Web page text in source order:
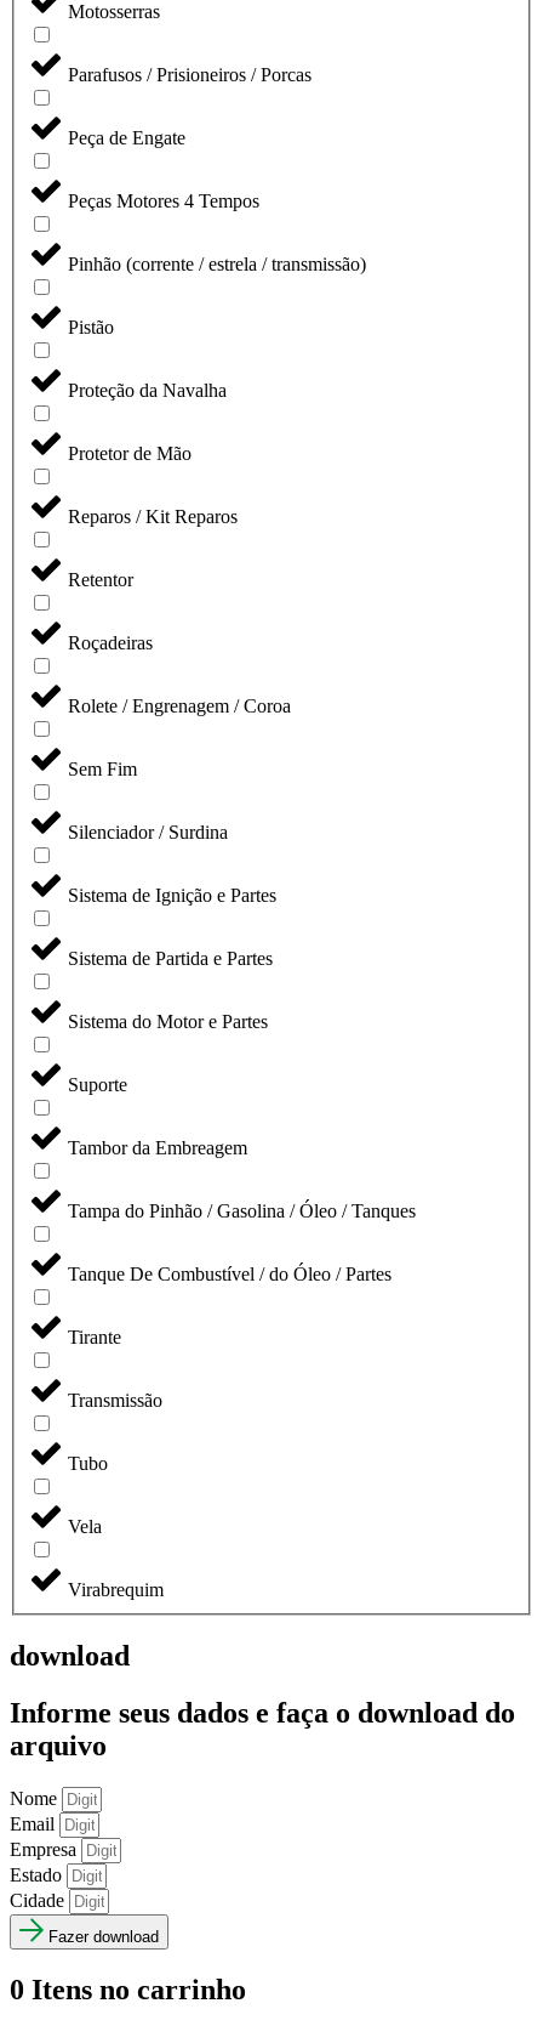
Motosserras
Parafusos / Prisioneiros / Porcas
Peça de Engate
Peças Motores 4 Tempos
Pinhão (corrente / estrela / transmissão)
Pistão
Proteção da Navalha
Protetor de Mão
Reparos / Kit Reparos
Retentor
Roçadeiras
Rolete / Engrenagem / Coroa
Sem Fim
Silenciador / Surdina
Sistema de Ignição e Partes
Sistema de Partida e Partes
Sistema do Motor e Partes
Suporte
Tambor da Embreagem
Tampa do Pinhão / Gasolina / Óleo / Tanques
Tanque De Combustível / do Óleo / Partes
Tirante
Transmissão
Tubo
Vela
Virabrequim
download
Informe seus dados e faça o download do
arquivo
Nome
Email
Empresa
Estado
Cidade
Fazer download
0 Itens no carrinho